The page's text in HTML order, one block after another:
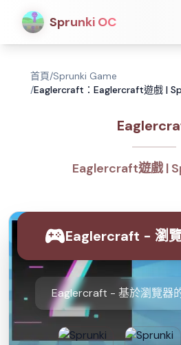
Sprunki OC
首頁/Sprunki Game
/Eaglercraft：Eaglercraft遊戲 |
Eaglercraft遊戲 |
Eaglercraft - 瀏
Eaglercraft - 基於瀏覽器